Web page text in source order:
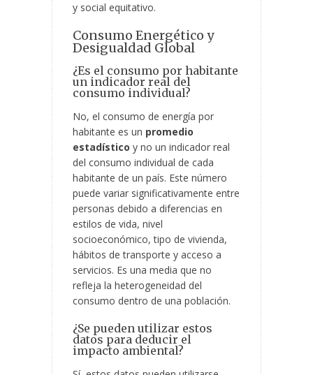
y social equitativo.
Consumo Energético y
Desigualdad Global
¿Es el consumo por habitante
un indicador real del
consumo individual?
No, el consumo de energía por
habitante es un promedio
estadístico y no un indicador real
del consumo individual de cada
habitante de un país. Este número
puede variar significativamente entre
personas debido a diferencias en
estilos de vida, nivel
socioeconómico, tipo de vivienda,
hábitos de transporte y acceso a
servicios. Es una media que no
refleja la heterogeneidad del
consumo dentro de una población.
¿Se pueden utilizar estos
datos para deducir el
impacto ambiental?